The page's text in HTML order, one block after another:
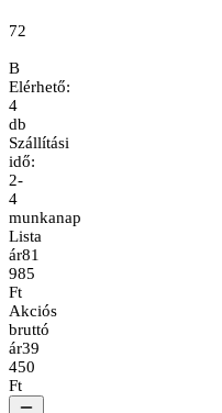
72
B
Elérhető:
4
db
Szállítási
idő:
2-
4
munkanap
Lista
ár81
985
Ft
Akciós
bruttó
ár39
450
Ft